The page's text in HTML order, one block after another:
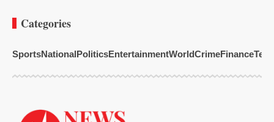
Categories
SportsNationalPoliticsEntertainmentWorldCrimeFinance